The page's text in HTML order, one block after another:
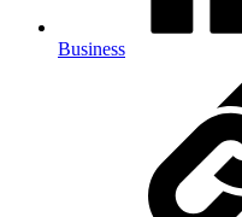
Business